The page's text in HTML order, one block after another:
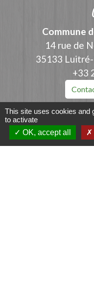
Commune
14 rue de
35133
+33
This site uses cookies and
to activate
OK, accept all